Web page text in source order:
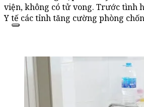
viện, không có tử vong. Trước tình
Y tế các tỉnh tăng cường phòng